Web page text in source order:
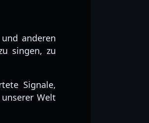
anderen
singen, zu
Signale,
Welt